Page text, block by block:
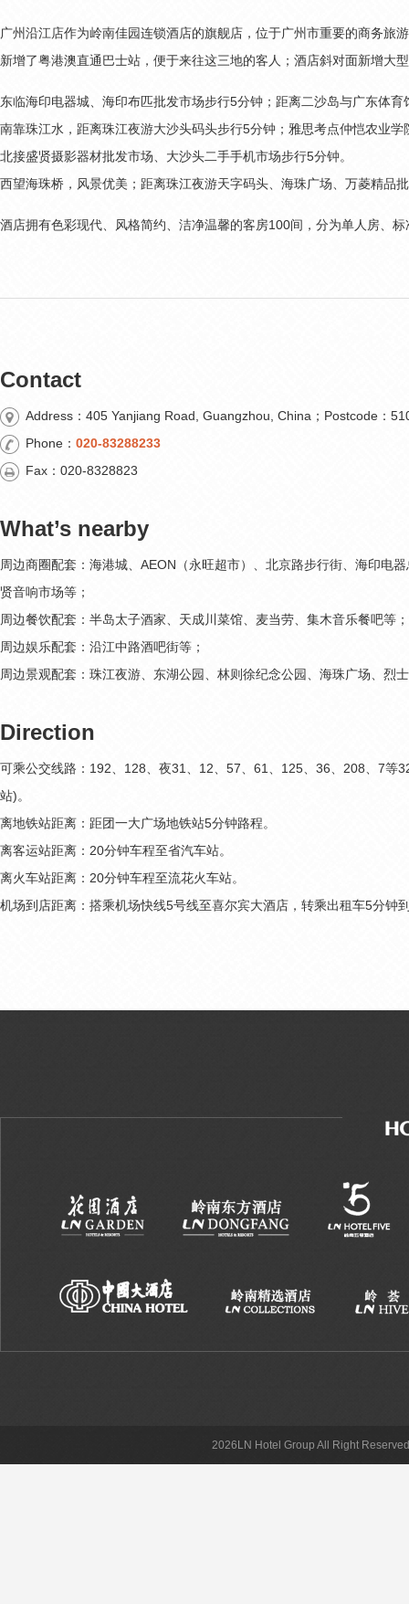
广州沿江店作为岭南佳园连锁酒店的旗舰店，位于广州市重要的商务
新增了粤港澳直通巴士站，便于来往这三地的客人；酒店斜对面新增大
东临海印电器城、海印布匹批发市场步行5分钟；距离二沙岛与广东体育
南靠珠江水，距离珠江夜游大沙头码头步行5分钟；雅思考点仲恺农业
北接盛贤摄影器材批发市场、大沙头二手手机市场步行5分钟。
西望海珠桥，风景优美；距离珠江夜游天字码头、海珠广场、万菱精品
酒店拥有色彩现代、风格简约、洁净温馨的客房100间，分为单人房、
Contact
Address：405 Yanjiang Road, Guangzhou, China；Postcode：
Phone： 020-83288233
Fax：020-8328823
What’s nearby
周边商圈配套：海港城、AEON（永旺超市）、北京路步行街、海印电
贤音响市场等；
周边餐饮配套：半岛太子酒家、天成川菜馆、麦当劳、集木音乐餐吧等；
周边娱乐配套：沿江中路酒吧街等；
周边景观配套：珠江夜游、东湖公园、林则徐纪念公园、海珠广场、烈
Direction
可乘公交线路：192、128、夜31、12、57、61、125、36、208、7等
站)。
离地铁站距离：距团一大广场地铁站5分钟路程。
离客运站距离：20分钟车程至省汽车站。
离火车站距离：20分钟车程至流花火车站。
机场到店距离：搭乘机场快线5号线至喜尔宾大酒店，转乘出租车5分钟
2026LN Hotel Group All Right